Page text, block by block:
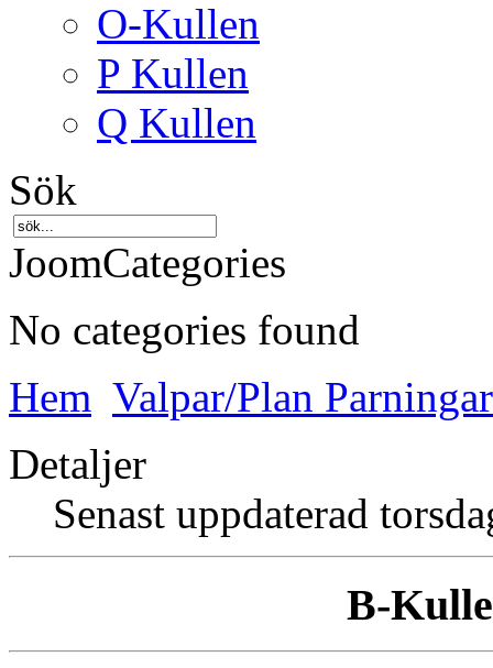
O-Kullen
P Kullen
Q Kullen
Sök
JoomCategories
No categories found
Hem Valpar/Plan Parningar
Detaljer
Senast uppdaterad
B-